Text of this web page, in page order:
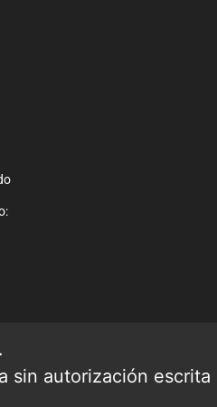
sin autorización escrita